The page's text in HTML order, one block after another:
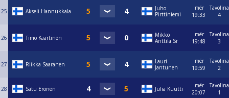
25 Akseli Hannukkala
Juho
Pirttiniemi
mër
19:33
Tavolina
4
26 Timo Kaartinen
Mikko
Anttila Sr
mër
19:48
Tavolina
3
27 Riikka Saaranen
Lauri
Jantunen
mër
19:59
Tavolina
2
28 Satu Eronen Julia Kuutti
mër
20:07
Tavolina
1